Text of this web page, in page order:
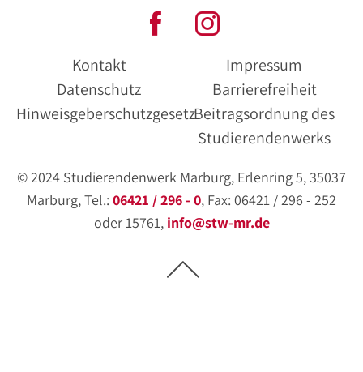
Kontakt
Impressum
Datenschutz
Barrierefreiheit
HinweisgeberschutzgesetzBeitragsordnung des
Studierendenwerks
© 2024 Studierendenwerk Marburg, Erlenring 5, 35037
Marburg, Tel.: 06421 / 296 - 0, Fax: 06421 / 296 - 252
oder 15761, info@stw-mr.de